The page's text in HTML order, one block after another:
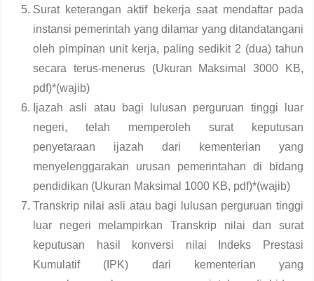
Surat keterangan aktif bekerja saat mendaftar pada
instansi pemerintah yang dilamar yang ditandatangani
oleh pimpinan unit kerja, paling sedikit 2 (dua) tahun
secara terus-menerus (Ukuran Maksimal 3000 KB,
pdf)*(wajib)
Ijazah asli atau bagi lulusan perguruan tinggi luar
negeri, telah memperoleh surat keputusan
penyetaraan ijazah dari kementerian yang
menyelenggarakan urusan pemerintahan di bidang
pendidikan (Ukuran Maksimal 1000 KB, pdf)*(wajib)
Transkrip nilai asli atau bagi lulusan perguruan tinggi
luar negeri melampirkan Transkrip nilai dan surat
keputusan hasil konversi nilai Indeks Prestasi
Kumulatif (IPK) dari kementerian yang